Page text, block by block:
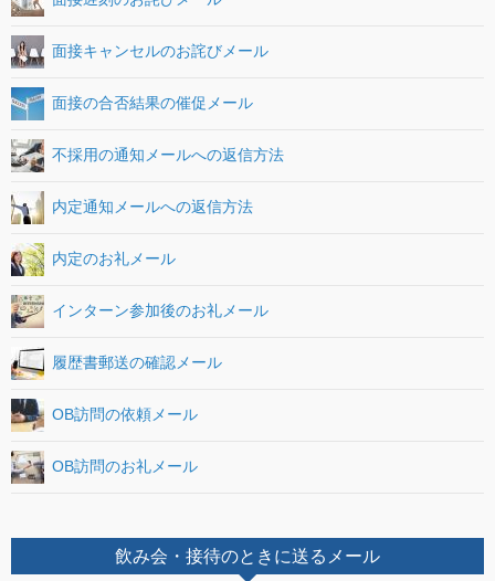
面接キャンセルのお詫びメール
面接の合否結果の催促メール
不採用の通知メールへの返信方法
内定通知メールへの返信方法
内定のお礼メール
インターン参加後のお礼メール
履歴書郵送の確認メール
OB訪問の依頼メール
OB訪問のお礼メール
飲み会・接待のときに送るメール